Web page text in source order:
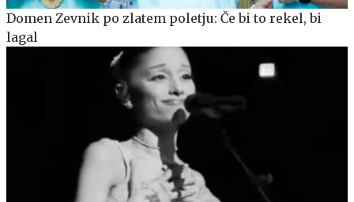
Domen Zevnik po zlatem poletju: Če bi to rekel, bi
lagal